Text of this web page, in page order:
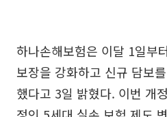
하나손해보험은 이달 1일부
보장을 강화하고 신규 담보
했다고 3일 밝혔다. 이번 개